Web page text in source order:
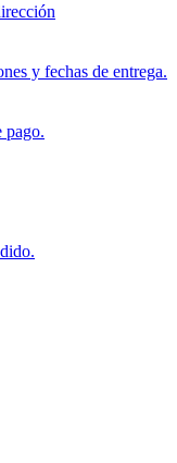
y fechas de entrega.
pago.